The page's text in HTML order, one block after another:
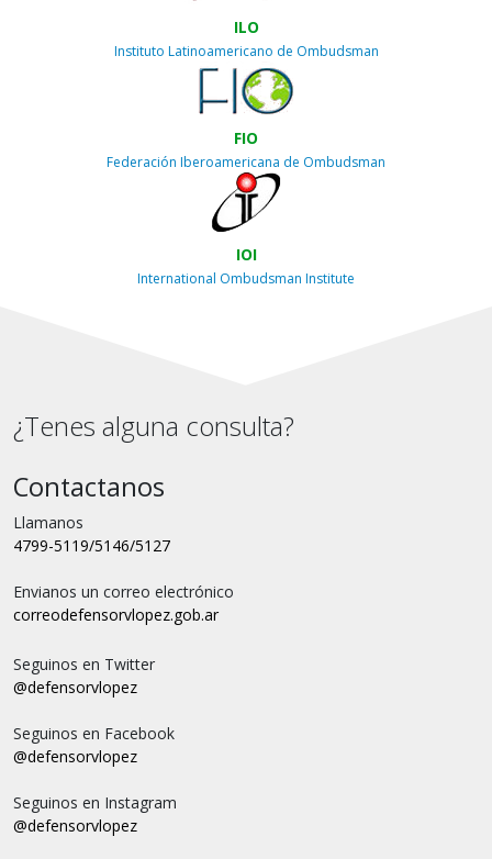
ILO
Instituto Latinoamericano de Ombudsman
FIO
Federación Iberoamericana de Ombudsman
IOI
International Ombudsman Institute
¿Tenes alguna consulta?
Contactanos
Llamanos
4799-5119/5146/5127
Envianos un correo electrónico
correodefensorvlopez.gob.ar
Seguinos en Twitter
@defensorvlopez
Seguinos en Facebook
@defensorvlopez
Seguinos en Instagram
@defensorvlopez